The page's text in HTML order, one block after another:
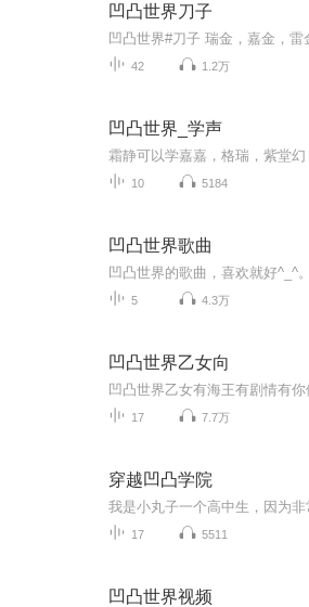
凹凸世界刀子
凹凸世界#刀子 瑞金，嘉金，雷
42 1.2万
凹凸世界_学声
10 5184
凹凸世界歌曲
凹凸世界的歌曲，喜欢就好^_^
5 4.3万
凹凸世界乙女向
17 7.7万
穿越凹凸学院
17 5511
凹凸世界视频